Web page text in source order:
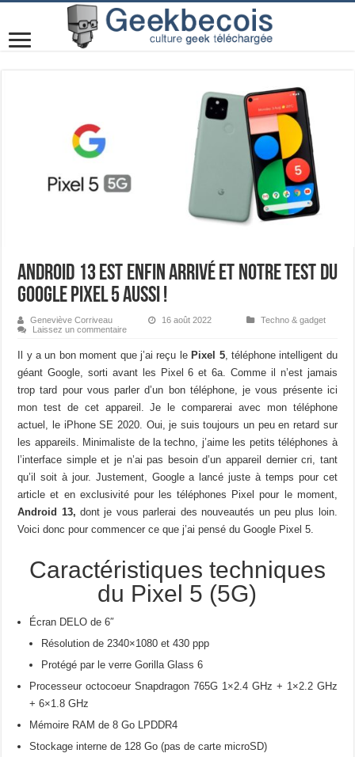
Android 13 est enfin arrivé et notre test du
Google Pixel 5 aussi !
Geneviève Corriveau 16 août 2022
Techno & gadget
Laissez un commentaire
Il y a un bon moment que j’ai reçu lePixel 5, téléphone intelligent du
géant Google, sorti avant les Pixel 6 et 6a. Comme il n’est jamais
trop tard pour vous parler d’un bon téléphone, je vous présente ici
mon test de cet appareil. Je le comparerai avec mon téléphone
actuel, le iPhone SE 2020. Oui, je suis toujours un peu en retard sur
les appareils. Minimaliste de la techno, j’aime les petits téléphones à
l’interface simple et je n’ai pas besoin d’un appareil dernier cri, tant
qu’il soit à jour. Justement, Google a lancé juste à temps pour cet
article et en exclusivité pour les téléphones Pixel pour le moment,
Android 13, dont je vous parlerai des nouveautés un peu plus loin.
Voici donc pour commencer ce que j’ai pensé du Google Pixel 5.
Caractéristiques techniques
du Pixel 5 (5G)
Écran DELO de 6″
Résolution de 2340×1080 et 430 ppp
Protégé par le verre Gorilla Glass 6
Processeur octocoeur Snapdragon 765G 1×2.4 GHz + 1×2.2 GHz
+ 6×1.8 GHz
Mémoire RAM de 8 Go LPDDR4
Stockage interne de 128 Go (pas de carte microSD)